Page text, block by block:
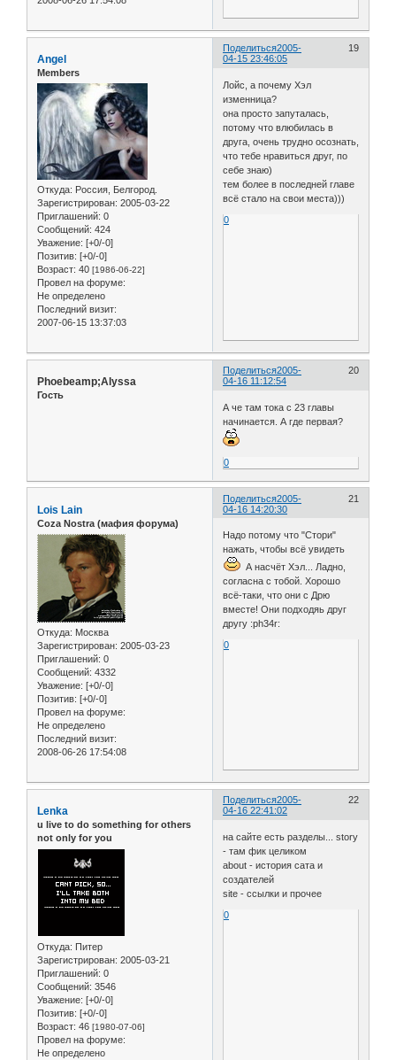
Поделиться 19
2005-
04-15 23:46:05
Angel
Members
Откуда: Россия, Белгород.
Зарегистрирован: 2005-03-22
Приглашений: 0
Сообщений: 424
Уважение: [+0/-0]
Позитив: [+0/-0]
Возраст: 40 [1986-06-22]
Провел на форуме:
Не определено
Последний визит:
2007-06-15 13:37:03
Лойс, а почему Хэл
изменница?
она просто запуталась,
потому что влюбилась в
друга, очень трудно осознать,
что тебе нравиться друг, по
себе знаю)
тем более в последней главе
всё стало на свои места)))
0
Поделиться 20
2005-
04-16 11:12:54
Phoebeamp;Alyssa
Гость
А че там тока с 23 главы
начинается. А где первая?
0
Поделиться 21
2005-
04-16 14:20:30
Lois Lain
Coza Nostra (мафия форума)
Откуда: Москва
Зарегистрирован: 2005-03-23
Приглашений: 0
Сообщений: 4332
Уважение: [+0/-0]
Позитив: [+0/-0]
Провел на форуме:
Не определено
Последний визит:
2008-06-26 17:54:08
Надо потому что "Стори"
нажать, чтобы всё увидеть
А насчёт Хэл... Ладно,
согласна с тобой. Хорошо
всё-таки, что они с Дрю
вместе! Они подходяь друг
другу :ph34r:
0
Поделиться 22
2005-
04-16 22:41:02
Lenka
u live to do something for others
not only for you
Откуда: Питер
Зарегистрирован: 2005-03-21
Приглашений: 0
Сообщений: 3546
Уважение: [+0/-0]
Позитив: [+0/-0]
Возраст: 46 [1980-07-06]
Провел на форуме:
Не определено
на сайте есть разделы... story
- там фик целиком
about - история сата и
создателей
site - ссылки и прочее
0